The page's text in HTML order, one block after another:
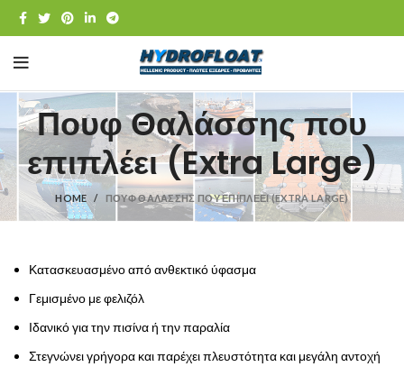
Πουφ Θαλάσσης που
επιπλέει (Extra Large)
HOME ΠΟΥΦ ΘΑΛΆΣΣΗΣ ΠΟΥ ΕΠΙΠΛΈΕΙ (EXTRA LARGE)
Κατασκευασμένο από ανθεκτικό ύφασμα
Γεμισμένο με φελιζόλ
Ιδανικό για την πισίνα ή την παραλία
Στεγνώνει γρήγορα και παρέχει πλευστότητα και μεγάλη αντοχή